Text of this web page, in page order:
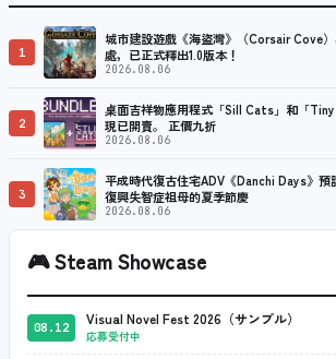
1
城市建設遊戲《海盜灣》（Corsair Cove
處，已正式釋出1.0版本！
2026.08.06
2
桌面吉祥物應用程式「Sill Cats」和「
現已開賣。 正價九折
2026.08.06
3
平成時代復古住宅ADV《Danchi Days》預
復興失智症祖母的夏季節慶
2026.08.06
🎮Steam Showcase
08.12 Visual Novel Fest 2026（サンプル）
応募受付中